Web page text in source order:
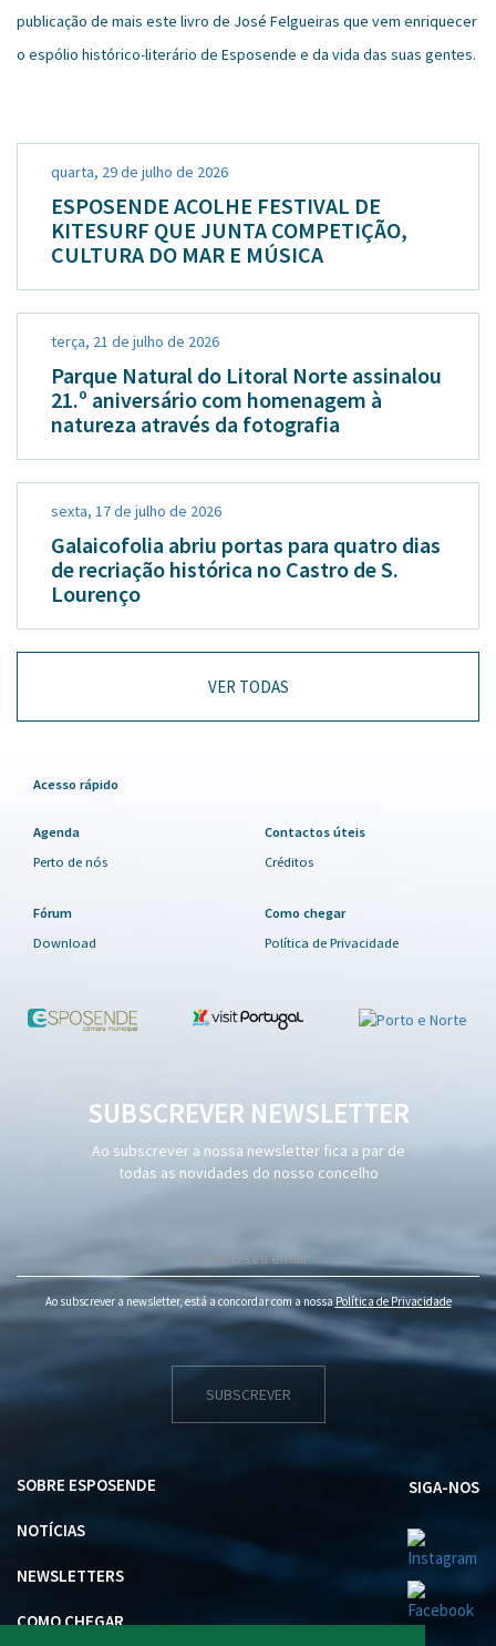
publicação de mais este livro de José Felgueiras que vem enriquecer
o espólio histórico-literário de Esposende e da vida das suas gentes.
quarta, 29 de julho de 2026
ESPOSENDE ACOLHE FESTIVAL DE
KITESURF QUE JUNTA COMPETIÇÃO,
CULTURA DO MAR E MÚSICA
terça, 21 de julho de 2026
Parque Natural do Litoral Norte assinalou
21.º aniversário com homenagem à
natureza através da fotografia
sexta, 17 de julho de 2026
Galaicofolia abriu portas para quatro dias
de recriação histórica no Castro de S.
Lourenço
VER TODAS
Acesso rápido
Agenda
Perto de nós
Contactos úteis
Créditos
Fórum
Download
Como chegar
Política de Privacidade
SUBSCREVER NEWSLETTER
Ao subscrever a nossa newsletter fica a par de
todas as novidades do nosso concelho
Ao subscrever a newsletter, está a concordar com a nossa Política de Privacidade
SUBSCREVER
SOBRE ESPOSENDE
NOTÍCIAS
NEWSLETTERS
COMO CHEGAR
SIGA-NOS